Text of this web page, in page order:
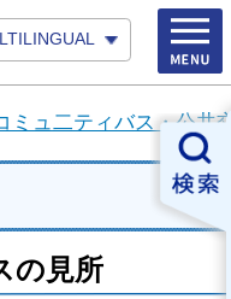
ミュ二ティバス・公共
の見所